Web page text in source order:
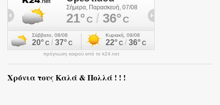
πρόγνωση καιρού από το k24.net
Χρόνια τους Καλά & Πολλά ! ! !